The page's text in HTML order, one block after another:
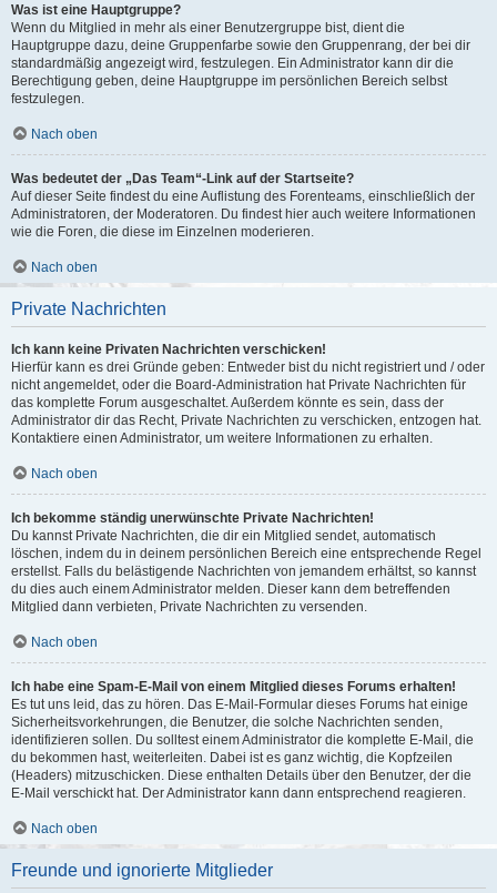
Was ist eine Hauptgruppe?
Wenn du Mitglied in mehr als einer Benutzergruppe bist, dient die
Hauptgruppe dazu, deine Gruppenfarbe sowie den Gruppenrang, der bei dir
standardmäßig angezeigt wird, festzulegen. Ein Administrator kann dir die
Berechtigung geben, deine Hauptgruppe im persönlichen Bereich selbst
festzulegen.
Nach oben
Was bedeutet der „Das Team“-Link auf der Startseite?
Auf dieser Seite findest du eine Auflistung des Forenteams, einschließlich der
Administratoren, der Moderatoren. Du findest hier auch weitere Informationen
wie die Foren, die diese im Einzelnen moderieren.
Nach oben
Private Nachrichten
Ich kann keine Privaten Nachrichten verschicken!
Hierfür kann es drei Gründe geben: Entweder bist du nicht registriert und / oder
nicht angemeldet, oder die Board-Administration hat Private Nachrichten für
das komplette Forum ausgeschaltet. Außerdem könnte es sein, dass der
Administrator dir das Recht, Private Nachrichten zu verschicken, entzogen hat.
Kontaktiere einen Administrator, um weitere Informationen zu erhalten.
Nach oben
Ich bekomme ständig unerwünschte Private Nachrichten!
Du kannst Private Nachrichten, die dir ein Mitglied sendet, automatisch
löschen, indem du in deinem persönlichen Bereich eine entsprechende Regel
erstellst. Falls du belästigende Nachrichten von jemandem erhältst, so kannst
du dies auch einem Administrator melden. Dieser kann dem betreffenden
Mitglied dann verbieten, Private Nachrichten zu versenden.
Nach oben
Ich habe eine Spam-E-Mail von einem Mitglied dieses Forums erhalten!
Es tut uns leid, das zu hören. Das E-Mail-Formular dieses Forums hat einige
Sicherheitsvorkehrungen, die Benutzer, die solche Nachrichten senden,
identifizieren sollen. Du solltest einem Administrator die komplette E-Mail, die
du bekommen hast, weiterleiten. Dabei ist es ganz wichtig, die Kopfzeilen
(Headers) mitzuschicken. Diese enthalten Details über den Benutzer, der die
E-Mail verschickt hat. Der Administrator kann dann entsprechend reagieren.
Nach oben
Freunde und ignorierte Mitglieder